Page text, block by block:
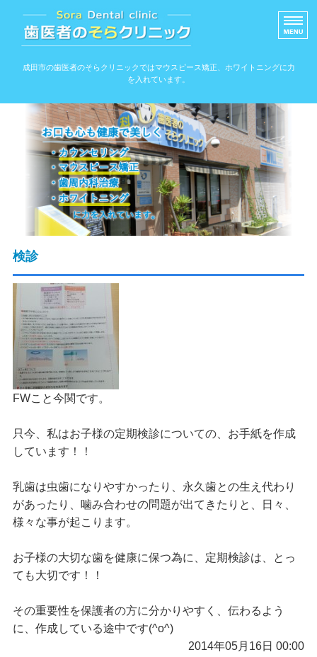
信頼できる歯医者の
成田市の歯医者のそらクリニックではマウスピース矯正、ホワイトニングに力
を入れています。
ホーム
院内ツアー
アクセス
スタッフ紹介
院長紹介
検診
FWこと今関です。
只今、私はお子様の定期検診についての、お手紙を作成
しています！！
乳歯は虫歯になりやすかったり、永久歯との生え代わり
があったり、噛み合わせの問題が出てきたりと、日々、
様々な事が起こります。
お子様の大切な歯を健康に保つ為に、定期検診は、とっ
ても大切です！！
その重要性を保護者の方に分かりやすく、伝わるよう
に、作成している途中です(^o^)
2014年05月16日 00:00